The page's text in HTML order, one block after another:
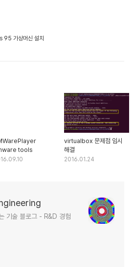
가상머신 설치
tools
virtualbox 문제점 임시
해결
2016.01.24
기술 블로그 - R&D 경험